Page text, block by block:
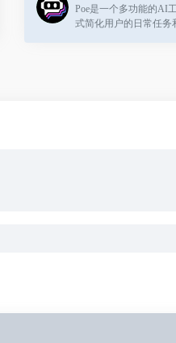
Poe是一个多功能的AI
式简化用户的日常任务